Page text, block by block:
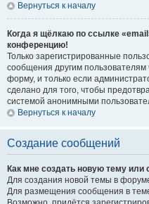
Вернуться к началу
Когда я щёлкаю по ссылке
конференцию!
Только зарегистрированные
сообщения другим
форму, и только если
сделано для того, чтобы
системой анонимными
Вернуться к началу
Создание сообщений
Как мне создать новую тему или
Для создания новой темы в
Для размещения сообщения в